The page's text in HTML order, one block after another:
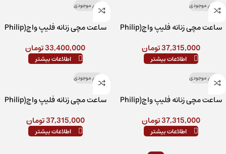
اتمام موجودی
ساعت مچی زنانه فلیپ واچ(Philip
37,315,000تومان
اطلاعات بیشتر
اتمام موجودی
ساعت مچی زنانه فلیپ واچ(Philip
33,400,000تومان
اطلاعات بیشتر
اتمام موجودی
ساعت مچی زنانه فلیپ واچ(Philip
37,315,000تومان
اطلاعات بیشتر
اتمام موجودی
ساعت مچی زنانه فلیپ واچ(Philip
37,315,000تومان
اطلاعات بیشتر